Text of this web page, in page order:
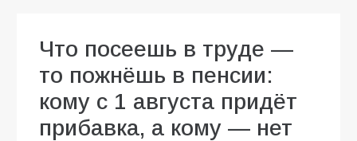
Что посеешь в труде —
то пожнёшь в пенсии:
кому с 1 августа придёт
прибавка, а кому — нет